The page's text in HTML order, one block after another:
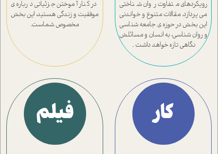
رویکردهای متفاوت روان شناختی
می پردازد. مقالات متنوع و خواندنی
این بخش در حوزه ی جامعه شناسی
و روان شناسی، به انسان و مسائلش
نگاهی تازه خواهد داشت۔
در کنار آموختن جزئیاتی درباره ی
موفقیت و زندگی هستید، این بخش
مخصوص شماست.
کار فیلم